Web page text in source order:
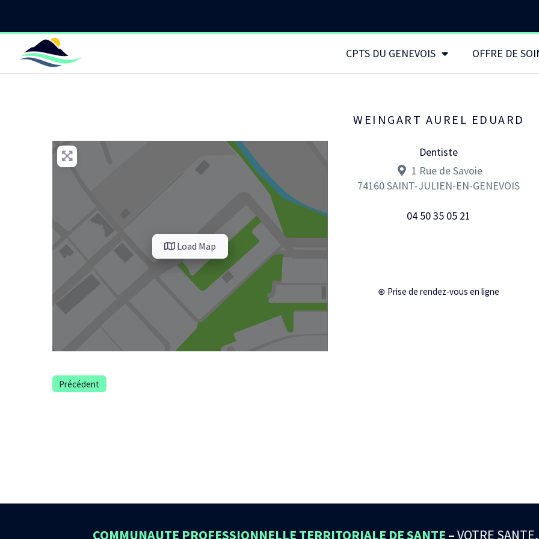
CPTS DU GENEVOIS OFFRE DE
Load Map
WEINGART AUREL EDUARD
Dentiste
1 Rue de Savoie
74160SAINT-JULIEN-EN-GENEVOIS
04 50 35 05 21
⊛ Prise de rendez-vous en ligne
Précédent
COMMUNAUTE PROFESSIONNELLE TERRITORIALE DE SANTE –VOTRE